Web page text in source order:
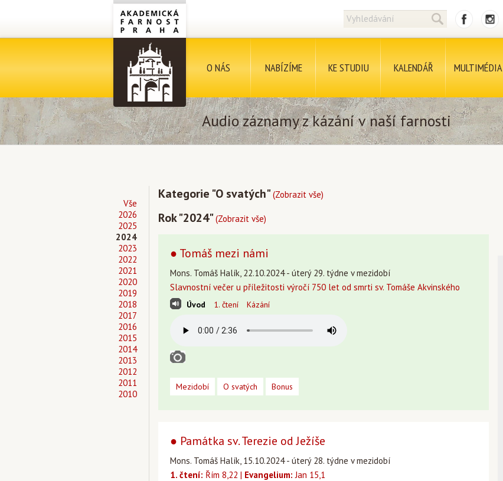
O NÁS NABÍZÍME KE STUDIU KALENDÁŘ MULTIMÉDIA
Audio záznamy z kázání v naší farnosti
Vše
2026
2025
2024
2023
2022
2021
2020
2019
2018
2017
2016
2015
2014
2013
2012
2011
2010
Kategorie "O svatých"(Zobrazit vše)
Rok "2024"(Zobrazit vše)
● Tomáš mezi námi
Mons. Tomáš Halík, 22.10.2024 - úterý 29. týdne v mezidobí
Slavnostní večer u příležitosti výročí 750 let od smrti sv. Tomáše Akvinského
Úvod 1. čtení Kázání
Mezidobí O svatých Bonus
● Památka sv. Terezie od Ježíše
Mons. Tomáš Halík, 15.10.2024 - úterý 28. týdne v mezidobí
1. čtení: Řím 8,22 | Evangelium: Jan 15,1